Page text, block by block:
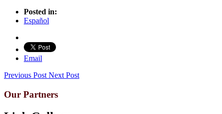
Posted in:
Español
Email
Previous PostNext Post
Our Partners